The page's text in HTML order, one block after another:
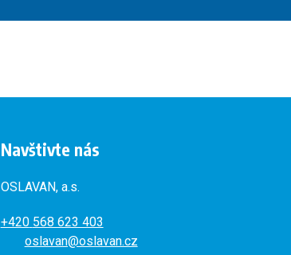
Navštivte nás
OSLAVAN, a.s.
+420 568 623 403
oslavan@oslavan.cz